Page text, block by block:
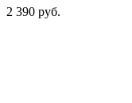
2 390 руб.